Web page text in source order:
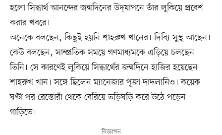
হলো সিদ্ধার্থ আনন্দের জন্মদিনের উদ্‌যাপনে তাঁর লুকিয়ে প্রবেশ
করার খবরে।
অনেকে বলছেন, কিছুই হয়নি শাহরুখ খানের। দিব্যি সুস্থ আছেন।
কেউ বলছেন, সাম্প্রতিক সময়ে গণমাধ্যমকে এড়িয়ে চলছেন
তিনি। সে কারণেই লুকিয়ে সিদ্ধার্থের জন্মদিনে হাজির হয়েছেন
শাহরুখ খান। সঙ্গে ছিলেন ম্যানেজার পূজা দাদলানিও। কয়েক
ঘণ্টা পর রেস্তোরাঁ থেকে বেরিয়ে তড়িঘড়ি করে উঠে পড়েন
গাড়িতে।